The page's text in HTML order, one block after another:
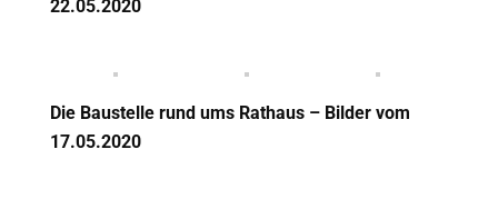
22.05.2020
Die Baustelle rund ums Rathaus – Bilder vom
17.05.2020